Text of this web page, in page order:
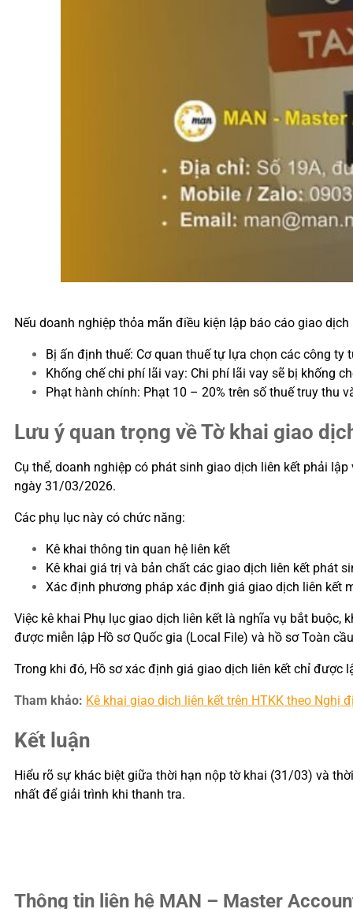
Nếu doanh nghiệp thỏa mãn điều kiện lập báo cáo giao
Bị ấn định thuế: Cơ quan thuế tự lựa chọn các công
Khống chế chi phí lãi vay: Chi phí lãi vay sẽ bị khống
Phạt hành chính: Phạt 10 – 20% trên số thuế truy thu
Lưu ý quan trọng về Tờ khai giao
Cụ thể, doanh nghiệp có phát sinh giao dịch liên kết phải
ngày 31/03/2026.
Các phụ lục này có chức năng:
Kê khai thông tin quan hệ liên kết
Kê khai giá trị và bản chất các giao dịch liên kết phát
Xác định phương pháp xác định giá giao dịch liên kết
Việc kê khai Phụ lục giao dịch liên kết là nghĩa vụ bắt
được miễn lập Hồ sơ Quốc gia (Local File) và hồ sơ Toàn
Trong khi đó, Hồ sơ xác định giá giao dịch liên kết chỉ được
Tham khảo: Kê khai giao dịch liên kết trên HTKK theo Nghị
Kết luận
Hiểu rõ sự khác biệt giữa thời hạn nộp tờ khai (31/03) và
nhất để giải trình khi thanh tra.
Thông tin liên hệ MAN – Master